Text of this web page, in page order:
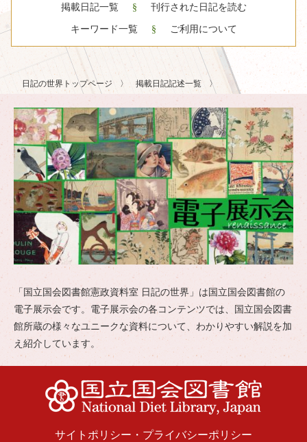
掲載日記一覧 刊行された日記を読む
キーワード一覧 ご利用について
日記の世界トップページ 掲載日記記述一覧
「国立国会図書館憲政資料室 日記の世界」は国立国会図書館の
電子展示会です。電子展示会の各コンテンツでは、国立国会図書
館所蔵の様々なユニークな資料について、わかりやすい解説を加
え紹介しています。
サイトポリシー ・ プライバシーポリシー